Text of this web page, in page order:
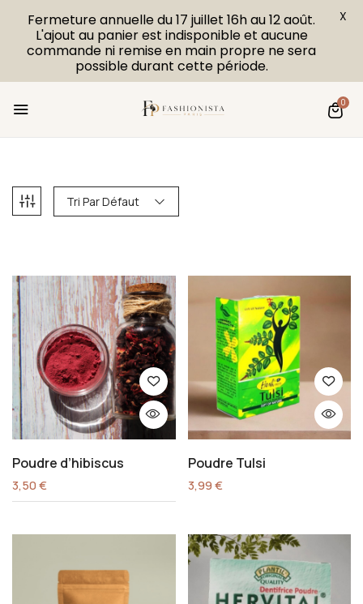
0
Tri Par Défaut
Poudre d’hibiscus
3,50€
Poudre Tulsi
3,99€
Fermeture annuelle du 17 juillet 16h au 12 août.
L'ajout au panier est indisponible et aucune
commande ni remise en main propre ne sera
possible durant cette période.
X